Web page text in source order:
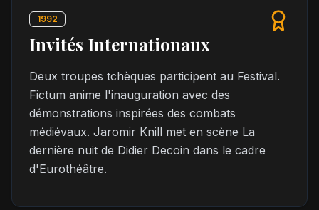
1992
Invités Internationaux
Deux troupes tchèques participent au Festival.
Fictum anime l'inauguration avec des
démonstrations inspirées des combats
médiévaux. Jaromir Knill met en scène La
dernière nuit de Didier Decoin dans le cadre
d'Eurothéâtre.